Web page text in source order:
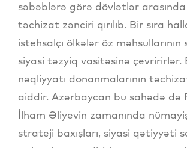
səbəblərə görə dövlətlər
təchizat zənciri qırılıb. Bir sıra
istehsalçı ölkələr öz məhsullarının
siyasi təzyiq vasitəsinə çevririrlər.
nəqliyyatı donanmalarının
aiddir. Azərbaycan bu sahədə də
İlham Əliyevin zamanında
strateji baxışları, siyasi qətiyyəti